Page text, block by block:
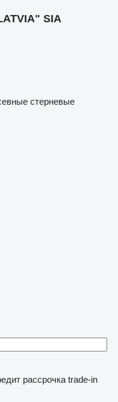
SIA
стерневые
рассрочка trade-in